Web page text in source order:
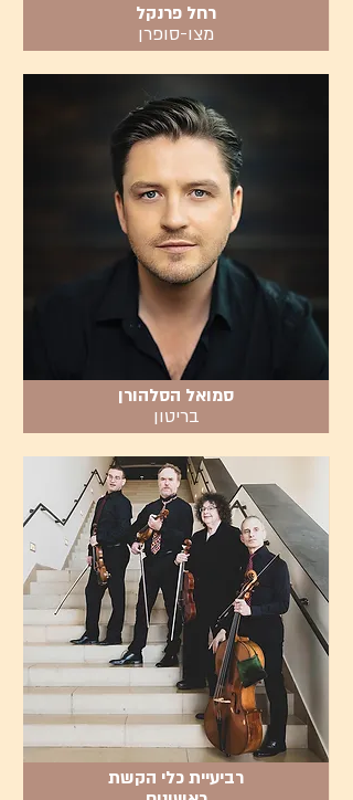
רחל פרנקל
מצו-סופרן
סמואל הסלהורן
בריטון
רביעיית כלי הקשת